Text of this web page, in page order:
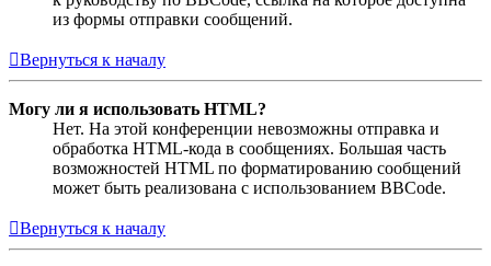
из формы отправки сообщений.
Вернуться к началу
Могу ли я использовать HTML?
Нет. На этой конференции невозможны отправка и
обработка HTML-кода в сообщениях. Большая часть
возможностей HTML по форматированию сообщений
может быть реализована с использованием BBCode.
Вернуться к началу